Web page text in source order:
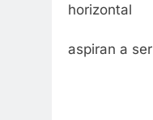
horizontal
aspiran a ser